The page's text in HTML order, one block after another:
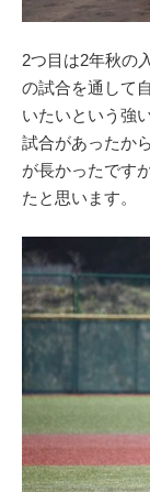
2つ目は2年秋の
の試合を通して
いたいという強
試合があったか
が長かったです
たと思います。